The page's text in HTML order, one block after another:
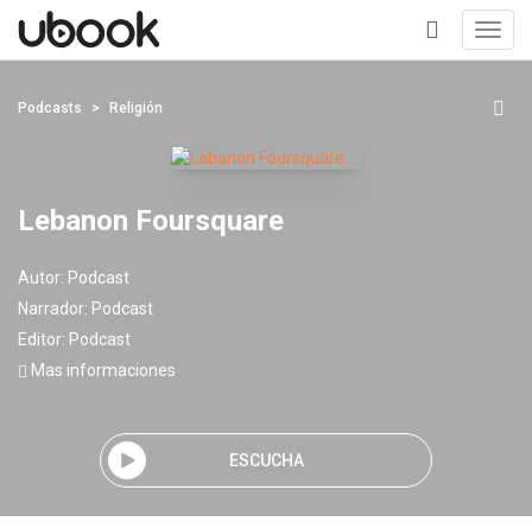
+
Podcasts Religión
Lebanon Foursquare
Autor: Podcast
Narrador: Podcast
Editor: Podcast
Mas informaciones
ESCUCHA